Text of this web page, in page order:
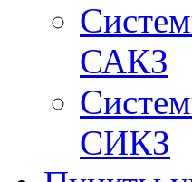
САКЗ
СИКЗ